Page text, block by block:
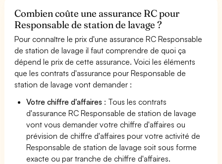
Combien coûte une assurance RC pour
Responsable de station de lavage ?
Pour connaître le prix d'une assurance RC Responsable
de station de lavage il faut comprendre de quoi ça
dépend le prix de cette assurance. Voici les éléments
que les contrats d'assurance pour Responsable de
station de lavage vont demander :
Votre chiffre d'affaires : Tous les contrats
d'assurance RC Responsable de station de lavage
vont vous demander votre chiffre d'affaires ou
prévision de chiffre d'affaires pour votre activité de
Responsable de station de lavage soit sous forme
exacte ou par tranche de chiffre d'affaires.